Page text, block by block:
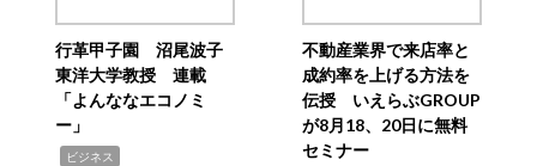
行革甲子園 沼尾波子
東洋大学教授 連載
「よんななエコノミ
ー」
ビジネス
不動産業界で来店率と
成約率を上げる方法を
伝授 いえらぶGROUP
が8月18、20日に無料
セミナー